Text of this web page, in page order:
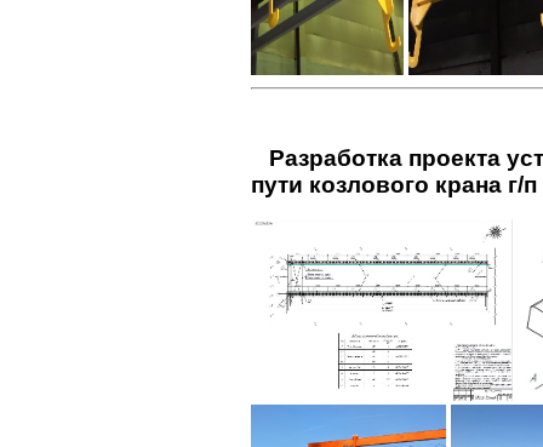
Разработка проекта
пути козлового крана г/п